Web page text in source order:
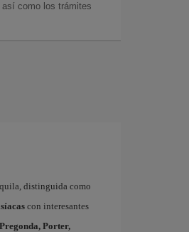
como los trámites
distinguida como
con interesantes
Porter,